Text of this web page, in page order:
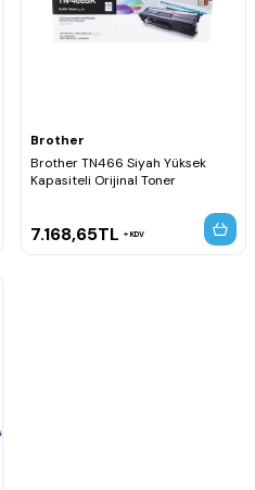
Brother
Brother TN466 Siyah Yüksek
Kapasiteli Orijinal Toner
7.168,65TL KDV